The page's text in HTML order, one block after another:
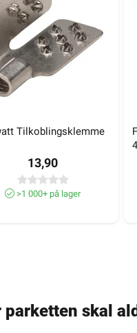
Tilkoblingsklemme
13,90
>1 000+ på lager
skal